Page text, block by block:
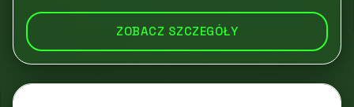
ZOBACZ SZCZEGÓŁY